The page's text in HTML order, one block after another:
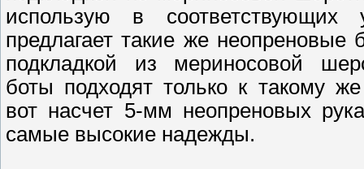
использую в соответствующих
предлагает такие же неопреновые
подкладкой из мериносовой
боты подходят только к такому
вот насчет 5-мм неопреновых
самые высокие надежды.